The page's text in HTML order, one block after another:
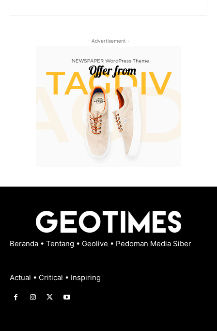
- Advertisement -
Beranda • Tentang • Geolive • Pedoman Media Siber
Actual • Critical • Inspiring